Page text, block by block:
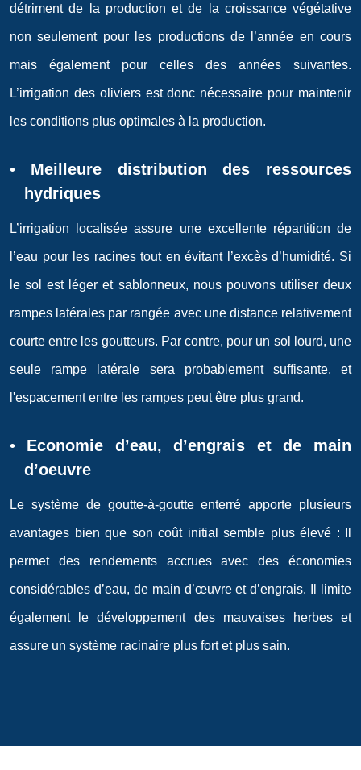
détriment de la production et de la croissance végétative
non seulement pour les productions de l’année en cours
mais également pour celles des années suivantes.
L’irrigation des oliviers est donc nécessaire pour maintenir
les conditions plus optimales à la production.
• Meilleure distribution des ressources
hydriques
L’irrigation localisée assure une excellente répartition de
l’eau pour les racines tout en évitant l’excès d’humidité. Si
le sol est léger et sablonneux, nous pouvons utiliser deux
rampes latérales par rangée avec une distance relativement
courte entre les goutteurs. Par contre, pour un sol lourd, une
seule rampe latérale sera probablement suffisante, et
l'espacement entre les rampes peut être plus grand.
• Economie d’eau, d’engrais et de main
d’oeuvre
Le système de goutte-à-goutte enterré apporte plusieurs
avantages bien que son coût initial semble plus élevé : Il
permet des rendements accrues avec des économies
considérables d’eau, de main d’œuvre et d’engrais. Il limite
également le développement des mauvaises herbes et
assure un système racinaire plus fort et plus sain.